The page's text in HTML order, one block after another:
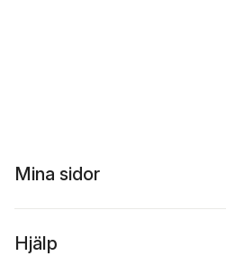
Mina sidor
Hjälp